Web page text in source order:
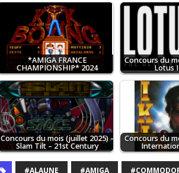
*AMIGA FRANCE
CHAMPIONSHIP* 2024
Concours du
Lotus
Concours du mois (juillet 2025) –
Slam Tilt – 21st Century
Concours du
#ALAUNE #AMIGA